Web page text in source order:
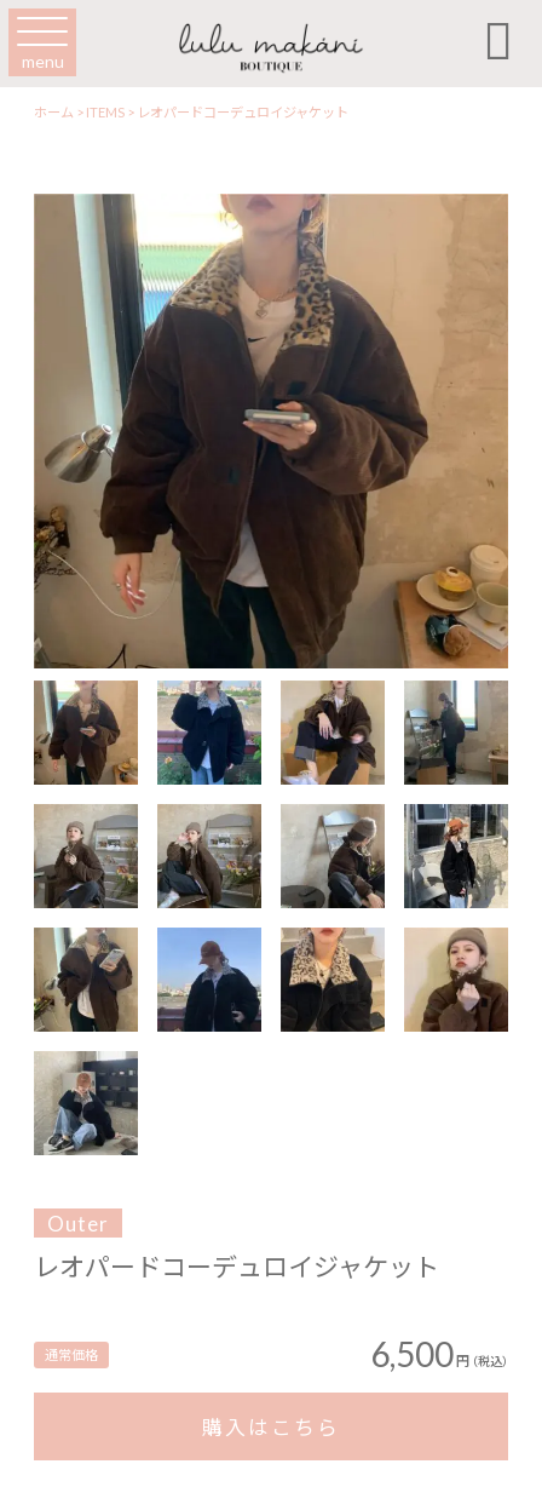
menu 
ホーム >ITEMS > レオパードコーデュロイジャケット
Outer
レオパードコーデュロイジャケット
通常価格 6,500円 （税込）
購入はこちら